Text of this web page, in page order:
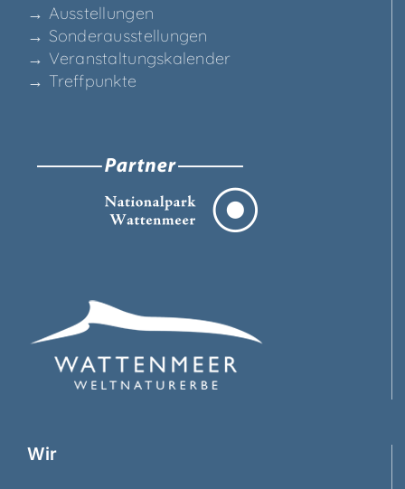
→ Aus­stel­lun­gen
→ Son­der­aus­stel­lun­gen
→ Ver­an­stal­tungs­ka­len­der
→ Treff­punk­te
Wir